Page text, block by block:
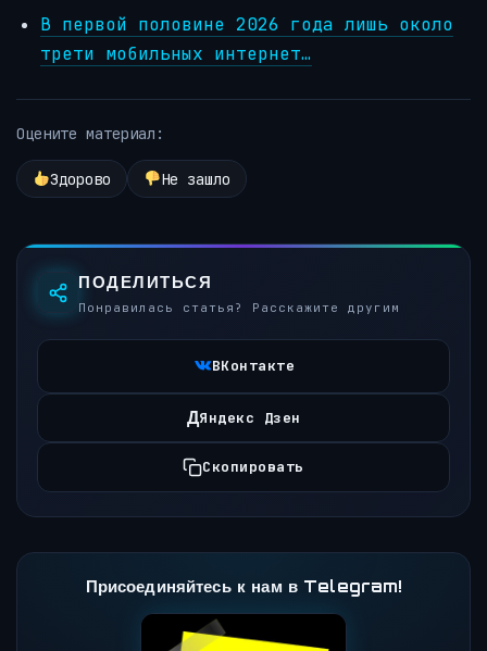
В первой половине 2026 года лишь около
трети мобильных интернет…
Оцените материал:
Здорово Не зашло
ПОДЕЛИТЬСЯ
Понравилась статья? Расскажите другим
ВКонтакте
ДЯндекс Дзен
Скопировать
Присоединяйтесь к нам в Telegram!